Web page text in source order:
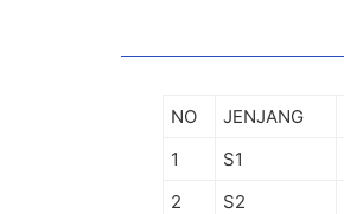
NO JENJANG
1
S1
2
S2